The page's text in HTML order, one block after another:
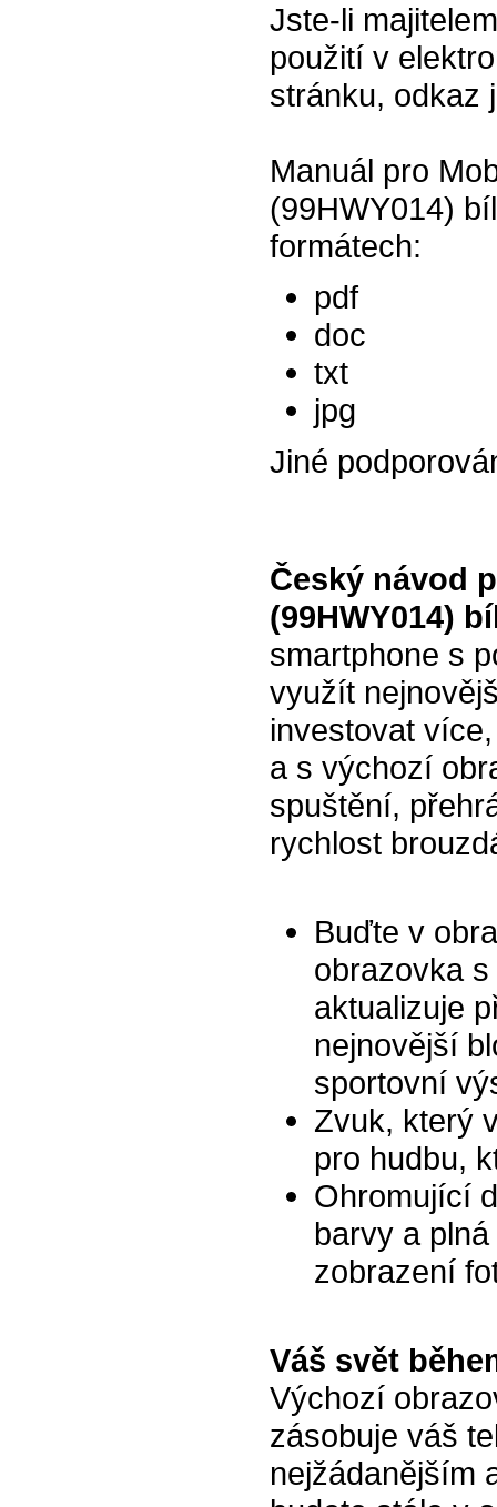
Jste-li
použití v
stránku, odkaz
Manuál pro
(99HWY014)
formátech:
pdf
doc
txt
jpg
Jiné
Český návod
(99HWY014)
smartphone s
využít
investovat
a s výchozí
spuštění,
rychlost
Buďte v
obrazovka
aktualizuje
nejnovější
sportovní
Zvuk, který
pro hudbu,
Ohromující
barvy a
zobrazení
Váš svět
Výchozí
zásobuje váš
nejžádanějším